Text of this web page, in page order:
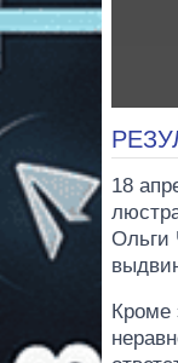
18
Ольги
Кроме